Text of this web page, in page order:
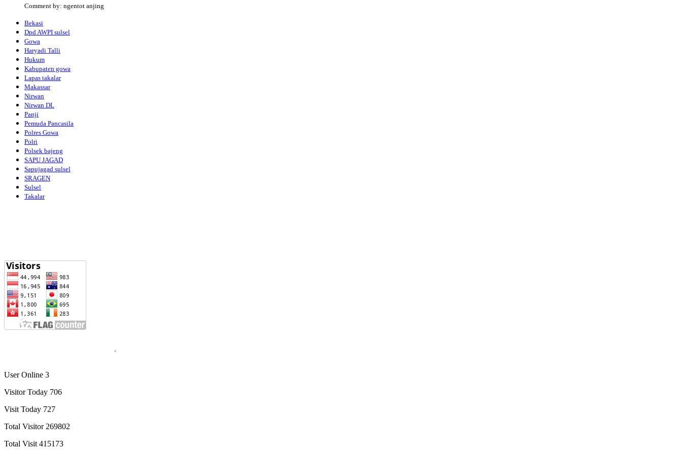
Comment by: ngentot anjing
Bekasi
Dpd AWPI sulsel
Gowa
Haryadi Talli
Hukum
Kabupaten gowa
Lapas takalar
Makassar
Nirwan
Nirwan DL
Panji
Pemuda Pancasila
Polres Gowa
Polri
Polsek bajeng
SAPU JAGAD
Sapujagad sulsel
SRAGEN
Sulsel
Takalar
User Online 3
Visitor Today 706
Visit Today 727
Total Visitor 269802
Total Visit 415173